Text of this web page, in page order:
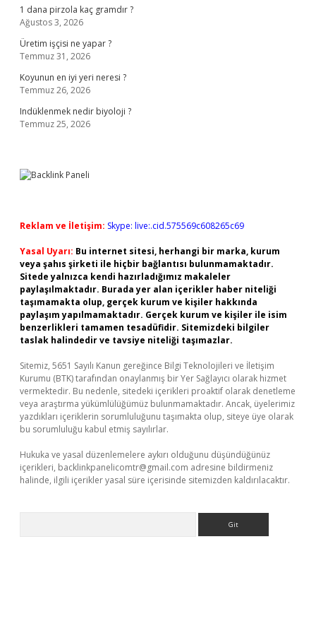
1 dana pirzola kaç gramdır ?
Ağustos 3, 2026
Üretim işçisi ne yapar ?
Temmuz 31, 2026
Koyunun en iyi yeri neresi ?
Temmuz 26, 2026
Indüklenmek nedir biyoloji ?
Temmuz 25, 2026
Reklam ve İletişim: Skype: live:.cid.575569c608265c69
Yasal Uyarı: Bu internet sitesi, herhangi bir marka, kurum
veya şahıs şirketi ile hiçbir bağlantısı bulunmamaktadır.
Sitede yalnızca kendi hazırladığımız makaleler
paylaşılmaktadır. Burada yer alan içerikler haber niteliği
taşımamakta olup, gerçek kurum ve kişiler hakkında
paylaşım yapılmamaktadır. Gerçek kurum ve kişiler ile isim
benzerlikleri tamamen tesadüfidir. Sitemizdeki bilgiler
taslak halindedir ve tavsiye niteliği taşımazlar.
Sitemiz, 5651 Sayılı Kanun gereğince Bilgi Teknolojileri ve İletişim
Kurumu (BTK) tarafından onaylanmış bir Yer Sağlayıcı olarak hizmet
vermektedir. Bu nedenle, sitedeki içerikleri proaktif olarak denetleme
veya araştırma yükümlülüğümüz bulunmamaktadır. Ancak, üyelerimiz
yazdıkları içeriklerin sorumluluğunu taşımakta olup, siteye üye olarak
bu sorumluluğu kabul etmiş sayılırlar.
Hukuka ve yasal düzenlemelere aykırı olduğunu düşündüğünüz
içerikleri, backlinkpanelicomtr@gmail.com adresine bildirmeniz
halinde, ilgili içerikler yasal süre içerisinde sitemizden kaldırılacaktır.